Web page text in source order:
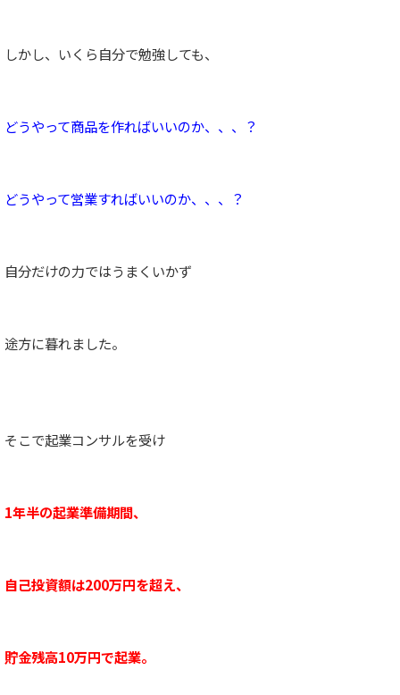
しかし、いくら自分で勉強しても、
どうやって商品を作ればいいのか、、、？
どうやって営業すればいいのか、、、？
自分だけの力ではうまくいかず
途方に暮れました。
そこで起業コンサルを受け
1年半の起業準備期間、
自己投資額は200万円を超え、
貯金残高10万円で起業。